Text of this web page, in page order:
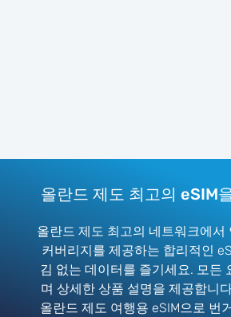
올란드 제도 최고의 eSIM
올란드 제도 최고의 네트워크에서
커버리지를 제공하는 합리적인
김 없는 데이터를 즐기세요. 모든
며 상세한 상품 설명을 제공합니
올란드 제도 여행용 eSIM으로 번